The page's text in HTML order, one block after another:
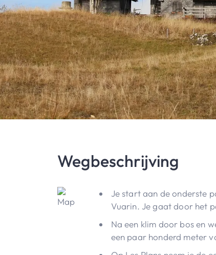
Wegbeschrijving
Je start aan de onderste
Vuarin. Je gaat door het
Na een klim door bos en
een paar honderd meter